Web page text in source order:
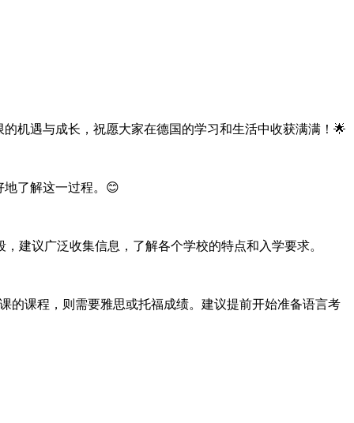
机遇与成长，祝愿大家在德国的学习和生活中收获满满！🌟
地了解这一过程。😊
建议广泛收集信息，了解各个学校的特点和入学要求。
的课程，则需要雅思或托福成绩。建议提前开始准备语言考